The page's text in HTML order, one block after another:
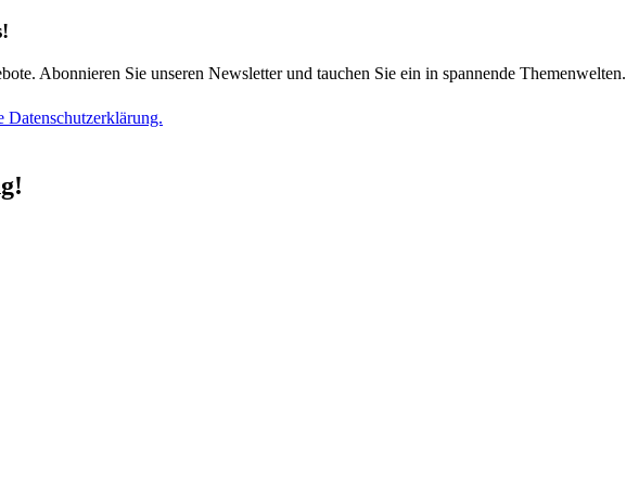
Abonnieren Sie unseren Newsletter und tauchen Sie ein in spannende Themenwelten.
Datenschutzerklärung.